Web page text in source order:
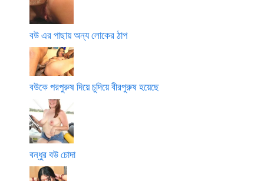
বউ এর পাছায় অন্য লোকের ঠাপ
বউকে পরপুরুষ দিয়ে চুদিয়ে বীরপুরুষ হয়েছে
বন্ধুর বউ চোদা